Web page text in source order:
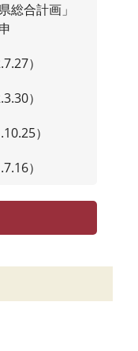
総合計画」
）
）
）
）